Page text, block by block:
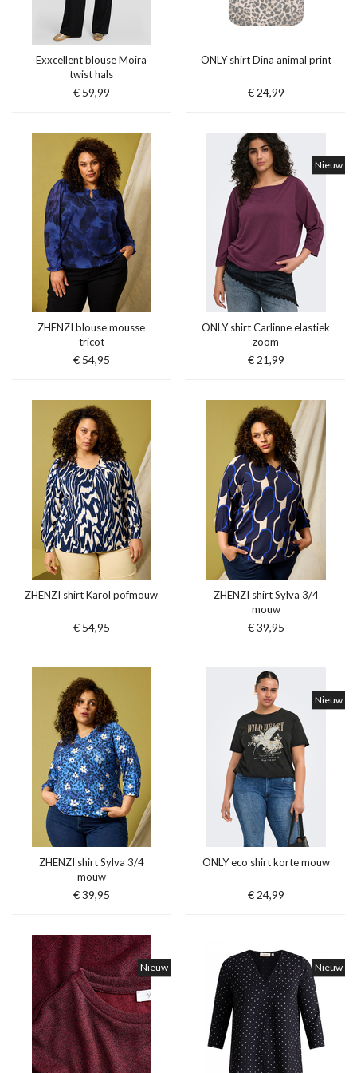
Exxcellent blouse Moira
twist hals
€ 59,99
ONLY shirt Dina animal print
€ 24,99
ZHENZI blouse mousse
tricot
€ 54,95
Nieuw
ONLY shirt Carlinne elastiek
zoom
€ 21,99
ZHENZI shirt Karol pofmouw
€ 54,95
ZHENZI shirt Sylva 3/4
mouw
€ 39,95
ZHENZI shirt Sylva 3/4
mouw
€ 39,95
Nieuw
ONLY eco shirt korte mouw
€ 24,99
Nieuw Nieuw